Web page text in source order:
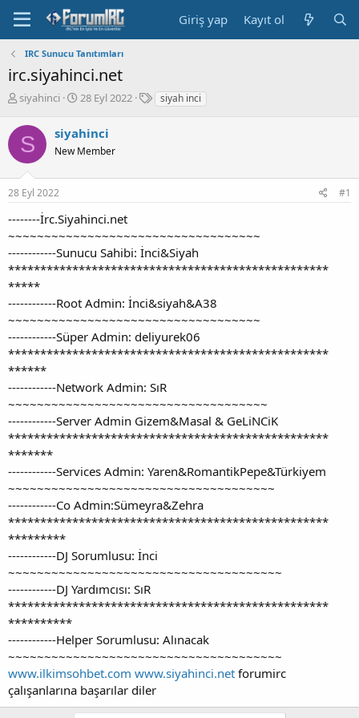
Giriş yap Kayıt ol
IRC Sunucu Tanıtımları
irc.siyahinci.net
K
n
b
u
u
b
l
a
t
a
siyahinci
B
ş
l
a
g
ç
t
a
r
i
i
28 Eyl 2022
E
l
siyah inci
S siyahinci
New Member
28 Eyl 2022 #1
--------İrc.Siyahinci.net
~~~~~~~~~~~~~~~~~~~~~~~~~~~~~~~~~~~
------------Sunucu Sahibi: İnci&Siyah
**************************************************
*****
------------Root Admin: İnci&siyah&A38
~~~~~~~~~~~~~~~~~~~~~~~~~~~~~~~~~~~
------------Süper Admin: deliyurek06
**************************************************
******
------------Network Admin: SıR
~~~~~~~~~~~~~~~~~~~~~~~~~~~~~~~~~~~~
------------Server Admin Gizem&Masal & GeLiNCiK
**************************************************
*******
------------Services Admin: Yaren&RomantikPepe&Türkiyem
~~~~~~~~~~~~~~~~~~~~~~~~~~~~~~~~~~~~~
------------Co Admin:Sümeyra&Zehra
**************************************************
*********
------------DJ Sorumlusu: İnci
~~~~~~~~~~~~~~~~~~~~~~~~~~~~~~~~~~~~~~
------------DJ Yardımcısı: SıR
**************************************************
**********
------------Helper Sorumlusu: Alınacak
~~~~~~~~~~~~~~~~~~~~~~~~~~~~~~~~~~~~~~
www.ilkimsohbet.com www.siyahinci.net forumirc
çalışanlarına başarılar diler